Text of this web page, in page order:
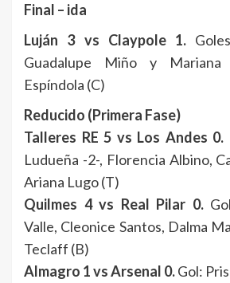
Final – ida
Luján 3 vs Claypole 1.
Guadalupe Miño y
Espíndola (C)
Reducido (Primera Fase)
Talleres RE 5 vs Los Andes 0.
Ludueña -2-, Florencia Albino,
Ariana Lugo (T)
Quilmes 4 vs Real Pilar 0.
Valle, Cleonice Santos, Dalma
Teclaff (B)
Almagro 1 vs Arsenal 0.Gol: